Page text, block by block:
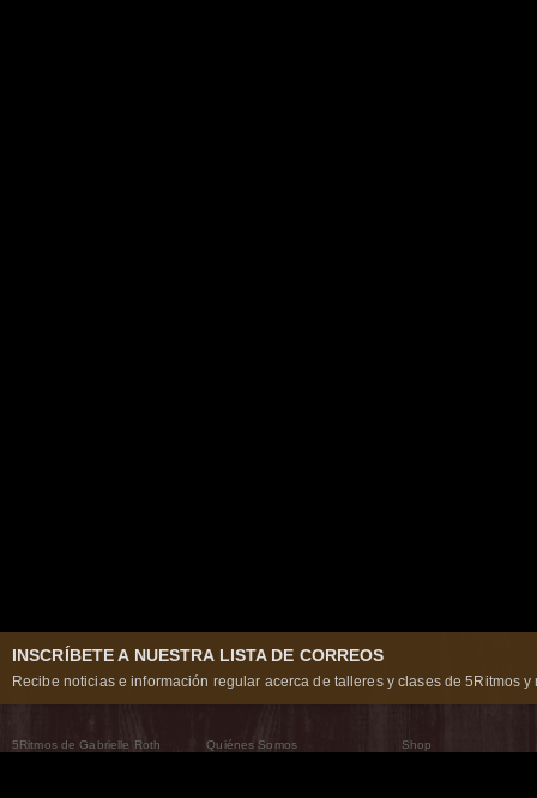
INSCRÍBETE A NUESTRA LISTA DE CORREOS
Recibe noticias e información regular acerca de talleres y clases de 5Ritmos y
5Ritmos de Gabrielle Roth
Quiénes Somos
Shop